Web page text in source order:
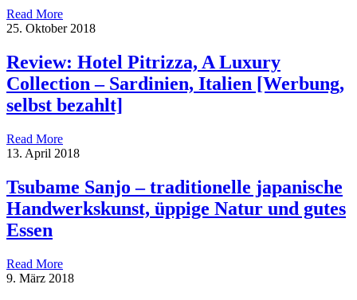
Read More
25. Oktober 2018
Review: Hotel Pitrizza, A Luxury
Collection – Sardinien, Italien [Werbung,
selbst bezahlt]
Read More
13. April 2018
Tsubame Sanjo – traditionelle japanische
Handwerkskunst, üppige Natur und gutes
Essen
Read More
9. März 2018